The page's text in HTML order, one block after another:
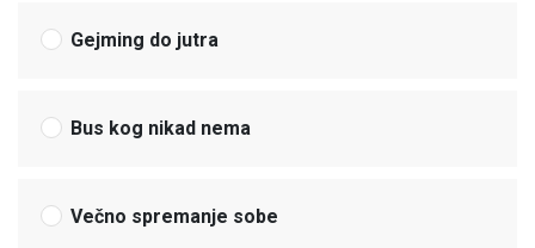
Gejming do jutra
Bus kog nikad nema
Večno spremanje sobe